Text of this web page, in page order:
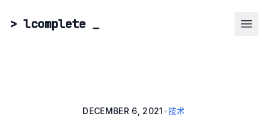
> lcomplete _
DECEMBER 6, 2021 •技术